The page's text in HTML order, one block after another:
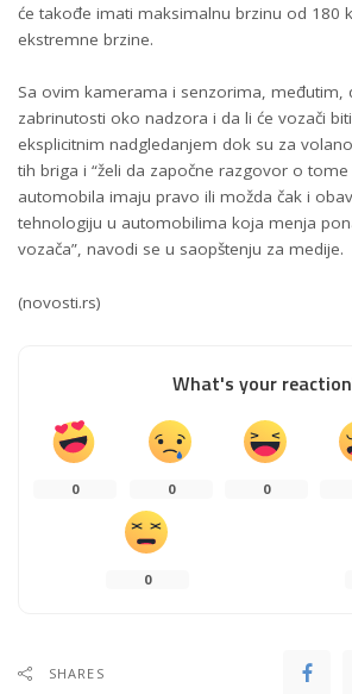
će takođe imati maksimalnu brzinu od 180
ekstremne brzine.
Sa ovim kamerama i senzorima, međutim,
zabrinutosti oko nadzora i da li će vozači
eksplicitnim nadgledanjem dok su za
tih briga i “želi da započne razgovor o
automobila imaju pravo ili možda čak i
tehnologiju u automobilima koja menja
vozača”, navodi se u saopštenju za medije.
(novosti.rs)
What's your
0 0 0
0
SHARES